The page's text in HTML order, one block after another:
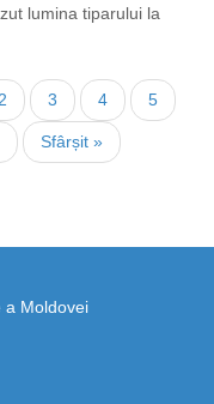
lumina tiparului la
Current
2 Page
3 Page
4 Page
5
Last
page
Sfârșit »
a Moldovei